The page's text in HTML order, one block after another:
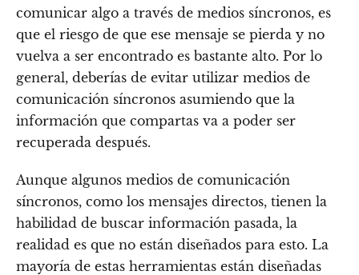
comunicar algo a través de medios síncronos, es
que el riesgo de que ese mensaje se pierda y no
vuelva a ser encontrado es bastante alto. Por lo
general, deberías de evitar utilizar medios de
comunicación síncronos asumiendo que la
información que compartas va a poder ser
recuperada después.
Aunque algunos medios de comunicación
síncronos, como los mensajes directos, tienen la
habilidad de buscar información pasada, la
realidad es que no están diseñados para esto. La
mayoría de estas herramientas están diseñadas